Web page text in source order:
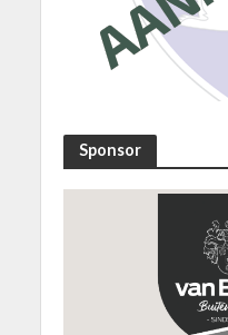
Sponsor